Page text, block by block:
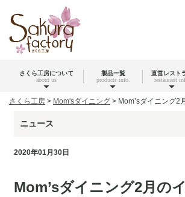
さくら工房について
about us
製品一覧
products info.
直営レスト
restaurant
さくら工房 > Mom'sダイニング > Mom’sダイニング2
ニュース
2020年01月30日
Mom’sダイニング2月の